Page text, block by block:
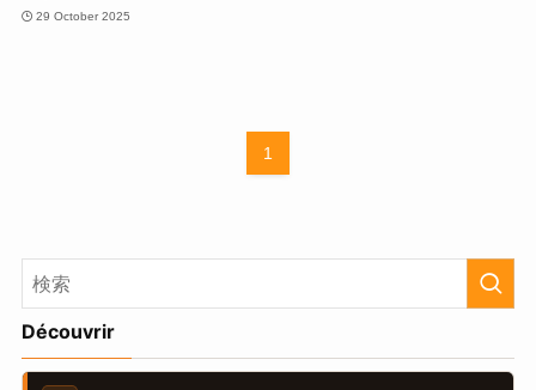
29 October 2025
1
Découvrir